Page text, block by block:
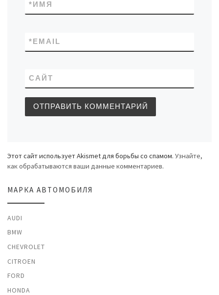
ИМЯ
*
EMAIL
*
САЙТ
Этот сайт использует Akismet для борьбы со спамом. Узнайте,
как обрабатываются ваши данные комментариев.
МАРКА АВТОМОБИЛЯ
AUDI
BMW
CHEVROLET
CITROEN
FORD
HONDA